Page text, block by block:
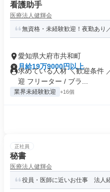
看護助手
医療法人健輝会
無資格・未経験歓迎！夜勤あり
愛知県大府市共和町
月給19万9000円以上
求めている人材 ＼歓迎条件
迎 フリーター / ブラ...
業界未経験歓迎 +16個
正社員
秘書
医療法人健輝会
役員・医師に近いお仕事 法人